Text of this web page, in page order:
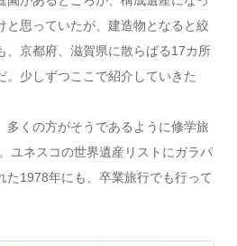
と思っていたが、建造物となると絞
、京都府、滋賀県に散らばる17カ所
。少しずつここで紹介していきた
多くの方がそうであるように修学旅
ユネスコの世界遺産リストにガラパ
た1978年にも、卒業旅行でも行って